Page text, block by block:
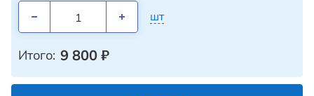
шт
Итого: 9 800 ₽